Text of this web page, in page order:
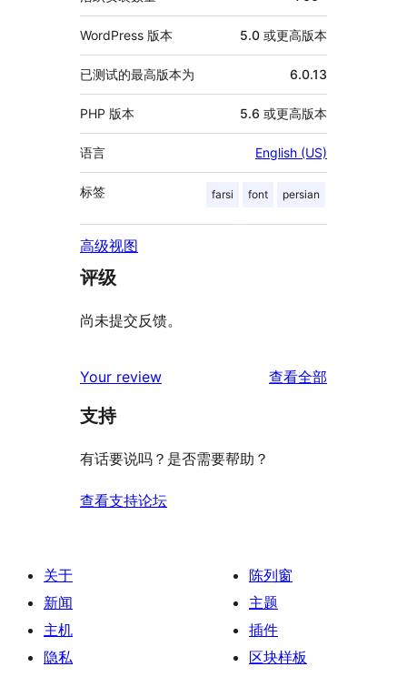
WordPress 版本 5.0 或更高版本
已测试的最高版本为 6.0.13
PHP 版本 5.6 或更高版本
语言 English (US)
标签 farsi font persian
高级视图
评级
尚未提交反馈。
Your review 查看全部
支持
有话要说吗？是否需要帮助？
查看支持论坛
关于
新闻
主机
隐私
陈列窗
主题
插件
区块样板